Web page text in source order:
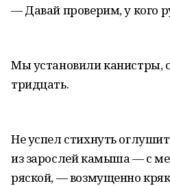
— Давай проверим, у кого
Мы установили канистры,
тридцать.
Не успел стихнуть
из зарослей камыша — с
ряской, — возмущенно